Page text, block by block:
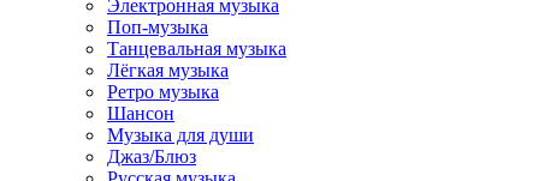
Электронная музыка
Поп-музыка
Танцевальная музыка
Лёгкая музыка
Ретро музыка
Шансон
Музыка для души
Джаз/Блюз